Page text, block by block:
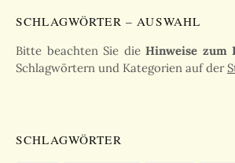
SCHLAGWÖRTER – AUSWAHL
Bitte beachten Sie dieHinweise zum
Schlagwörtern und Kategorien auf der
SCHLAGWÖRTER